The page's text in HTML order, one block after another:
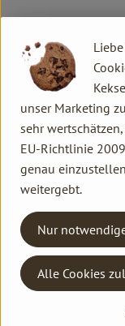
1. Gemüse
Gemüse schälen.
Wasser in einem
Stücke darin etwa
restlichen Bete,
und Karotten in
Den Backofen auf
Gemüse-Pommes
in eine große
Speisestärke
unser Marketing
sehr
EU-Richtlinie
genau
weitergebt.
Nur
Alle Cookies